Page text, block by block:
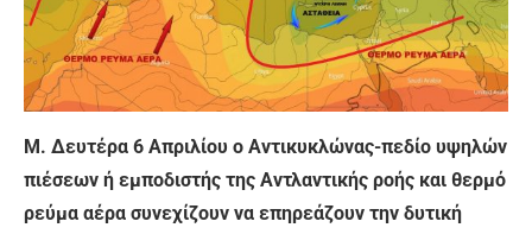
Μ. Δευτέρα 6 Απριλίου ο Αντικυκλώνας-πεδίο υψηλών
πιέσεων ή εμποδιστής της Αντλαντικής ροής και θερμό
ρεύμα αέρα συνεχίζουν να επηρεάζουν την δυτική